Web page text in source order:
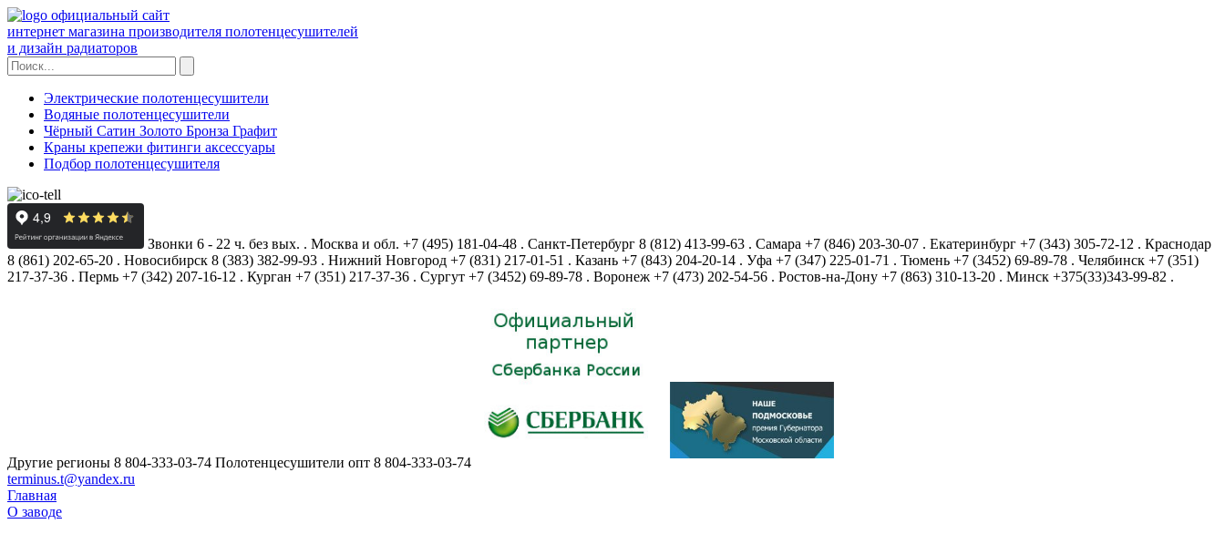
официальный сайт
интернет магазина производителя полотенцесушителей
и дизайн радиаторов
Электрические полотенцесушители
Водяные полотенцесушители
Чёрный Сатин Золото Бронза Графит
Краны крепежи фитинги аксессуары
Подбор полотенцесушителя
Звонки 6 - 22 ч. без вых. . Москва и обл. +7 (495) 181-04-48 . Санкт-Петербург 8 (812) 413-99-63 . Самара +7 (846) 203-30-07 . Екатеринбург +7 (343) 305-72-12 . Краснодар
8 (861) 202-65-20 . Новосибирск 8 (383) 382-99-93 . Нижний Новгород +7 (831) 217-01-51 . Казань +7 (843) 204-20-14 . Уфа +7 (347) 225-01-71 . Тюмень +7 (3452) 69-89-78 . Челябинск +7 (351)
217-37-36 . Пермь +7 (342) 207-16-12 . Курган +7 (351) 217-37-36 . Сургут +7 (3452) 69-89-78 . Воронеж +7 (473) 202-54-56 . Ростов-на-Дону +7 (863) 310-13-20 . Минск +375(33)343-99-82 .
Другие регионы 8 804-333-03-74 Полотенцесушители опт 8 804-333-03-74
terminus.t@yandex.ru
Главная
О заводе
Если покраска не у нас  -
то завод ответственности
не несёт!
Свой цех,  только мы даем